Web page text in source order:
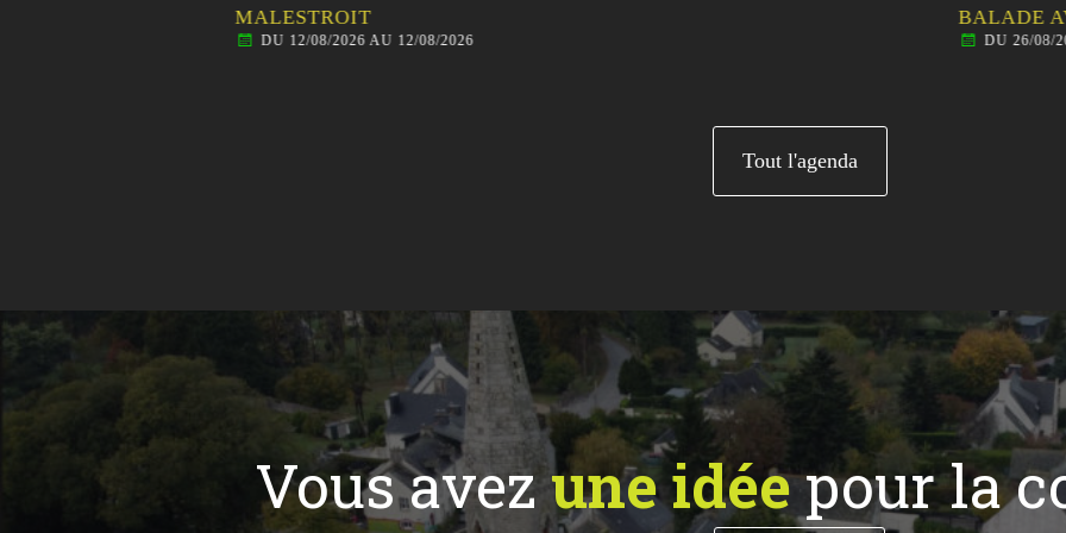
MALESTROIT
DU 12/08/2026 AU 12/08/2026
BALADE AVEC LES
DU 26/08/2026 AU 26/08/
Tout l'agenda
Vous avezune idéepour la